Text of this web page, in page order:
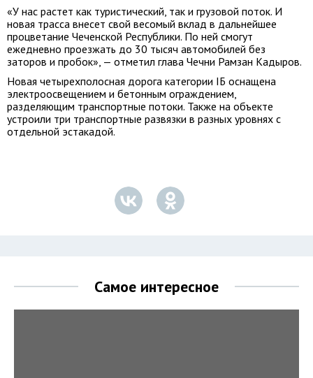
«У нас растет как туристический, так и грузовой поток. И
новая трасса внесет свой весомый вклад в дальнейшее
процветание Чеченской Республики. По ней смогут
ежедневно проезжать до 30 тысяч автомобилей без
заторов и пробок», — отметил глава Чечни Рамзан Кадыров.
Новая четырехполосная дорога категории IБ оснащена
электроосвещением и бетонным ограждением,
разделяющим транспортные потоки. Также на объекте
устроили три транспортные развязки в разных уровнях с
отдельной эстакадой.
Самое интересное